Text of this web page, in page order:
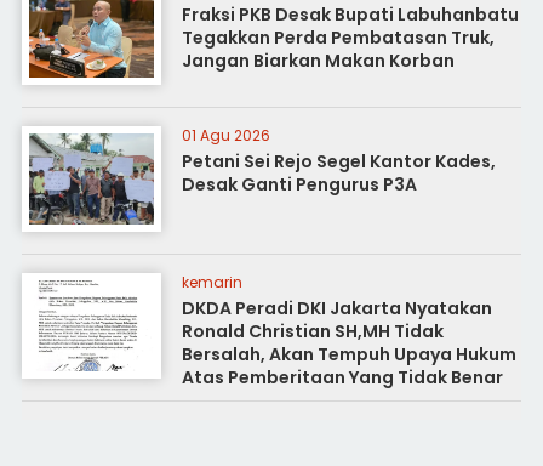
Fraksi PKB Desak Bupati Labuhanbatu
Tegakkan Perda Pembatasan Truk,
Jangan Biarkan Makan Korban
01 Agu 2026
Petani Sei Rejo Segel Kantor Kades,
Desak Ganti Pengurus P3A
kemarin
DKDA Peradi DKI Jakarta Nyatakan
Ronald Christian SH,MH Tidak
Bersalah, Akan Tempuh Upaya Hukum
Atas Pemberitaan Yang Tidak Benar